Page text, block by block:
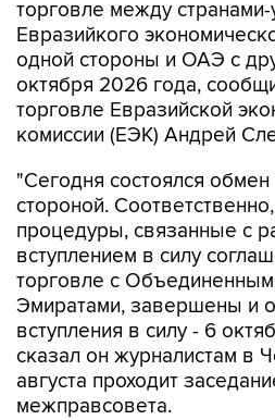
торговле между странами-
Евразийкого
одной стороны и ОАЭ с
октября 2026 года,
торговле Евразийской
комиссии (ЕЭК) Андрей
"Сегодня состоялся
стороной.
процедуры, связанные с
вступлением в силу
торговле с
Эмиратами, завершены и
вступления в силу - 6
сказал он журналистам в
августа проходит
межправсовета.